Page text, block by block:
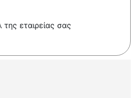
της εταιρείας σας